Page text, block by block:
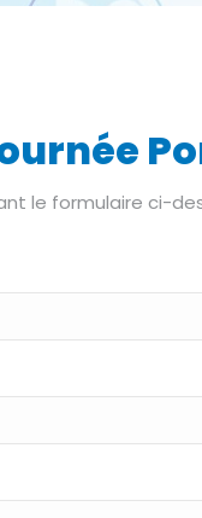
le formulaire ci-